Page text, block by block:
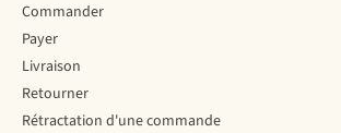
Commander
Payer
Livraison
Retourner
Rétractation d'une commande